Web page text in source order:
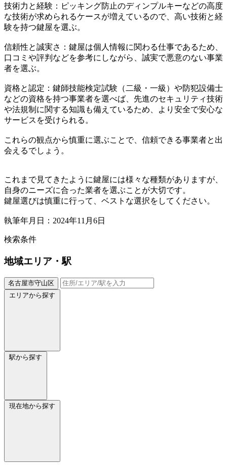
技術力と経験：ピッキング防止のディンプルキーなどの高度
な技術が求められるケースが増えているので、高い技術と経
験を持つ鍵屋を選ぶ。
信頼性と誠実さ：鍵屋は個人情報に関わる仕事であるため、
口コミや評判などを参考にしながら、誠実で悪意のない事業
者を選ぶ。
資格と認定：鍵師技能検定試験（二級・一級）や防犯設備士
などの資格を持つ事業者を選べば、先進のセキュリティ技術
や法規制に関する知識も備えているため、より安全で安心な
サービスを受けられる。
これらの観点から慎重に選ぶことで、信頼できる事業者と出
会えるでしょう。
これまで見てきたように鍵屋には様々な種類がありますが、
自身のニーズに合った業者を選ぶことが大切です。
鍵屋選びは慎重に行って、ベストな選択をしてください。
執筆年月日：2024年11月6日
検索条件
地域エリア・駅
名古屋市守山区
エリアから探す
駅から探す
現在地から探す